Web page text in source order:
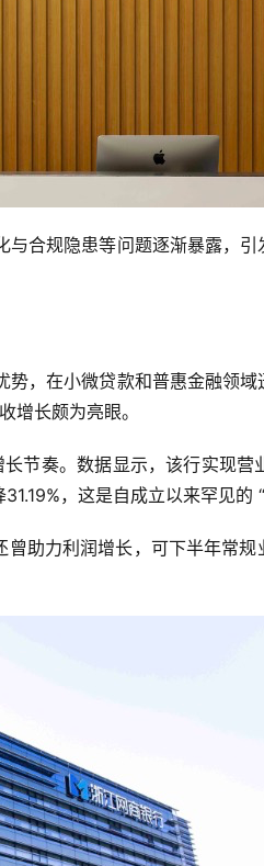
与合规隐患等问题逐渐暴露，
，在小微贷款和普惠金融领
增长颇为亮眼。
节奏。数据显示，该行实现营
，这是自成立以来罕见的 “
助力利润增长，可下半年常